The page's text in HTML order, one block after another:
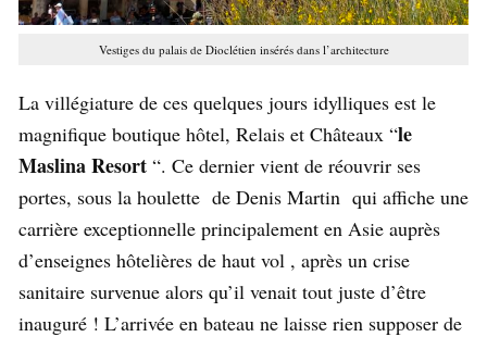
Vestiges du palais de Dioclétien insérés dans l’architecture
La villégiature de ces quelques jours idylliques est le
magnifique boutique hôtel, Relais et Châteaux “le
Maslina Resort “. Ce dernier vient de réouvrir ses
portes, sous la houlette de Denis Martin qui affiche une
carrière exceptionnelle principalement en Asie auprès
d’enseignes hôtelières de haut vol , après un crise
sanitaire survenue alors qu’il venait tout juste d’être
inauguré ! L’arrivée en bateau ne laisse rien supposer de